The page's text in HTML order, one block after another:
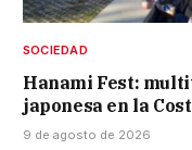
SOCIEDAD
Hanami Fest:
japonesa en la
9 de agosto de 2026